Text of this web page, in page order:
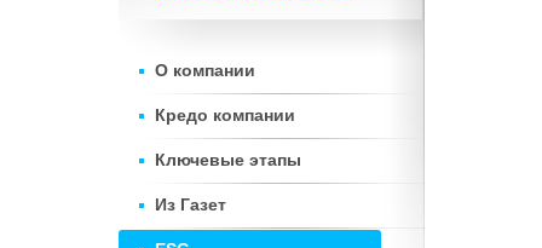
О компании
Кредо компании
Ключевые этапы
Из Газет